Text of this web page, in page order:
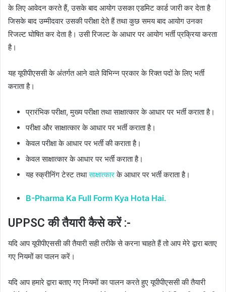
के लिए आवेदन करते हैं, उसके बाद आयोग उसका एडमिट कार्ड जारी कर देता है
जिसके बाद उम्मीदवार उसकी परीक्षा देते हैं तथा कुछ समय बाद आयोग उनका
रिजल्ट घोषित कर देता है। उसी रिजल्ट के आधार पर आयोग भर्ती प्रक्रिया करता
है।
यह यूपीपीएससी के अंतर्गत आने वाले विभिन्न प्रकार के रिक्त पदों के लिए भर्ती
कराता है।
प्रारंभिक परीक्षा, मुख्य परीक्षा तथा साक्षात्कार के आधार पर भर्ती कराता है।
परीक्षा और साक्षात्कार के आधार पर भर्ती कराता है।
केवल परीक्षा के आधार पर भर्ती की कराता है।
केवल साक्षात्कार के आधार पर भर्ती कराता है।
यह स्क्रीनिंग टेस्ट तथासाक्षात्कारके आधार पर भर्ती कराता है।
B-Pharma Ka Full Form Kya Hota Hai.
UPPSC की तैयारी कैसे करें :-
यदि आप यूपीपीएससी की तैयारी सही तरीके से करना चाहते हैं तो आप मेरे द्वारा बताए
गए नियमों का पालन करें।
यदि आप हमारे द्वारा बताए गए नियमों का पालन करते हुए यूपीपीएससी की तैयारी